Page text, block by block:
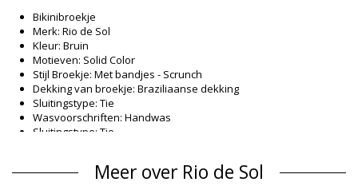
Bikinibroekje
Merk: Rio de Sol
Kleur: Bruin
Motieven: Solid Color
Stijl Broekje: Met bandjes - Scrunch
Dekking van broekje: Braziliaanse dekking
Sluitingstype: Tie
Wasvoorschriften: Handwas
Sluitingstype: Tie
Bikinibroekje Bruin Rio de Sol SPRING
Meer over Rio de Sol